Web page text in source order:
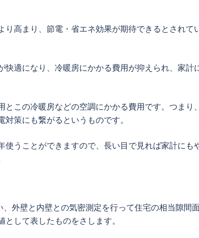
高まり、節電・省エネ効果が期待できるとされて
適になり、冷暖房にかかる費用が抑えられ、家計
この冷暖房などの空調にかかる費用です。つまり
策にも繋がるというものです。
うことができますので、長い目で見れば家計にも
外壁と内壁との気密測定を行って住宅の相当隙間
して表したものをさします。